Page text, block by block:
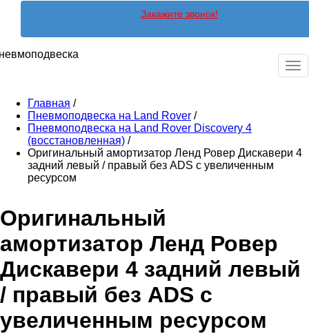
Закажите звонок!
Главная /
Пневмоподвеска на Land Rover /
Пневмоподвеска на Land Rover Discovery 4
(восстановленная) /
Оригинальный амортизатор Ленд Ровер Дискавери 4
задний левый / правый без ADS с увеличенным
ресурсом
Оригинальный
амортизатор Ленд Ровер
Дискавери 4 задний левый
/ правый без ADS с
увеличенным ресурсом